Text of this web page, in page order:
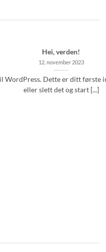
Hei, verden!
12. november 2023
WordPress. Dette er ditt første
eller slett det og start [...]